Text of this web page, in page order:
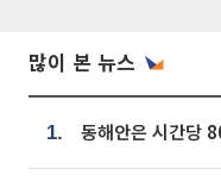
많이 본 뉴스
1.